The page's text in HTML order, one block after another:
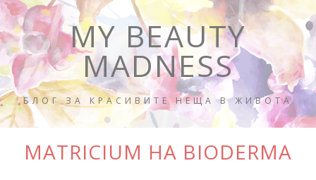
MY BEAUTY
MADNESS
БЛОГ ЗА КРАСИВИТЕ НЕЩА В ЖИВОТА
MATRICIUM НА BIODERMA